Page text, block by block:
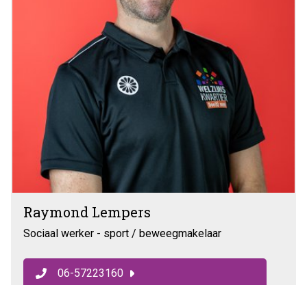
Raymond Lempers
Sociaal werker - sport / beweegmakelaar
06-57223160